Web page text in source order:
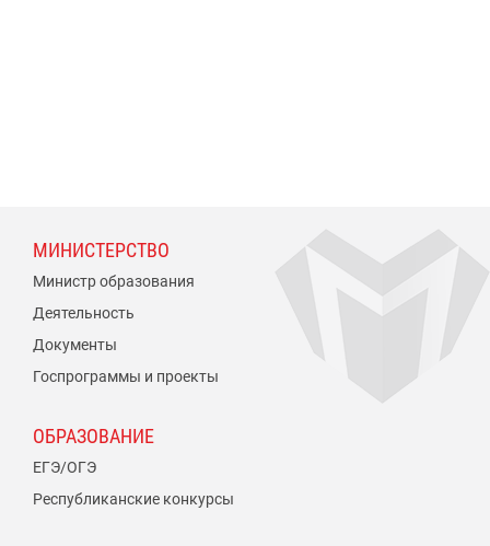
МИНИСТЕРСТВО
Министр образования
Деятельность
Документы
Госпрограммы и проекты
ОБРАЗОВАНИЕ
ЕГЭ/ОГЭ
Республиканские конкурсы